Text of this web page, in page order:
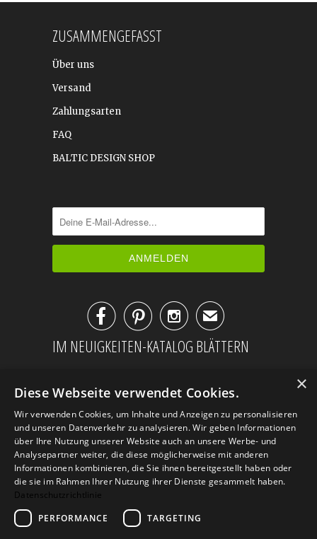
ZUSAMMENGEFASST
Über uns
Versand
Zahlungsarten
FAQ
BALTIC DESIGN SHOP
✉
IM NEUIGKEITEN-KATALOG BLÄTTERN
AGB Datenschutz
Impressum
×
Diese Webseite verwendet Cookies.
Wir verwenden Cookies, um Inhalte und Anzeigen zu personalisieren
und unseren Datenverkehr zu analysieren. Wir geben Informationen
über Ihre Nutzung unserer Website auch an unsere Werbe- und
Analysepartner weiter, die diese möglicherweise mit anderen
Informationen kombinieren, die Sie ihnen bereitgestellt haben oder
die sie im Rahmen Ihrer Nutzung ihrer Dienste gesammelt haben.
Datenschutzrichtlinie
PERFORMANCE
TARGETING